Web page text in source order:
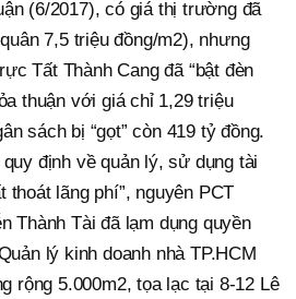
(6/2017), có giá thị trường đã
7,5 triệu đồng/m2), nhưng
Tất Thành Cang đã “bật đèn
thuận với giá chỉ 1,29 triệu
sách bị “gọt” còn 419 tỷ đồng.
định về quản lý, sử dụng tài
lãng phí”, nguyên PCT
Thành Tài đã lạm dụng quyền
lý kinh doanh nhà TP.HCM
rộng 5.000m2, tọa lạc tại 8-12 Lê